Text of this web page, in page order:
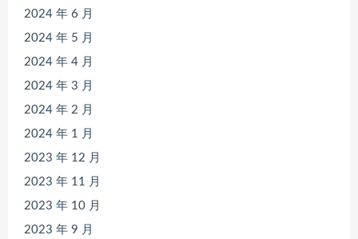
2024 年 6 月
2024 年 5 月
2024 年 4 月
2024 年 3 月
2024 年 2 月
2024 年 1 月
2023 年 12 月
2023 年 11 月
2023 年 10 月
2023 年 9 月